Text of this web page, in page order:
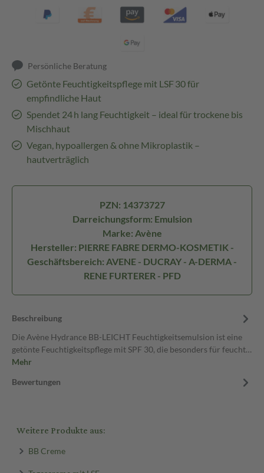
Persönliche Beratung
Getönte Feuchtigkeitspflege mit LSF 30 für
empfindliche Haut
Spendet 24 h lang Feuchtigkeit – ideal für trockene bis
Mischhaut
Vegan, hypoallergen & ohne Mikroplastik –
hautverträglich
PZN: 14373727
Darreichungsform: Emulsion
Marke: Avène
Hersteller: PIERRE FABRE DERMO-KOSMETIK -
Geschäftsbereich: AVENE - DUCRAY - A-DERMA -
RENE FURTERER - PFD
Beschreibung
Die Avène Hydrance BB-LEICHT Feuchtigkeitsemulsion ist eine
getönte Feuchtigkeitspflege mit SPF 30, die besonders für feucht…
Mehr
Bewertungen
Weitere Produkte aus:
BB Creme